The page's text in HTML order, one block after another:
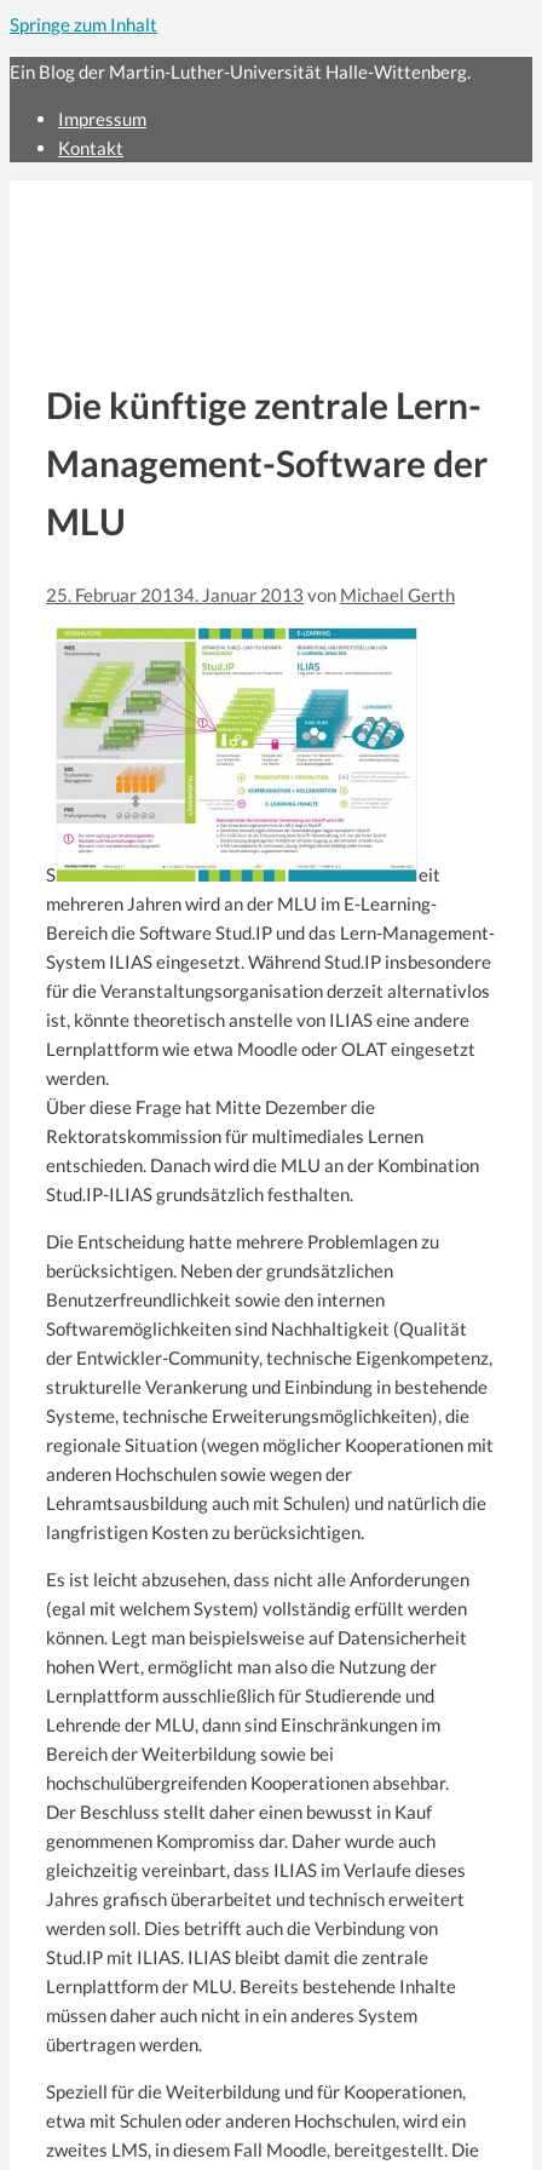
Springe zum Inhalt
Ein Blog der Martin-Luther-Universität Halle-Wittenberg.
Impressum
Kontakt
Die künftige zentrale Lern-
Management-Software der
MLU
25. Februar 20134. Januar 2013 von Michael Gerth
S
eit
mehreren Jahren wird an der MLU im E-Learning-
Bereich die Software Stud.IP und das Lern-Management-
System ILIAS eingesetzt. Während Stud.IP insbesondere
für die Veranstaltungsorganisation derzeit alternativlos
ist, könnte theoretisch anstelle von ILIAS eine andere
Lernplattform wie etwa Moodle oder OLAT eingesetzt
werden.
Über diese Frage hat Mitte Dezember die
Rektoratskommission für multimediales Lernen
entschieden. Danach wird die MLU an der Kombination
Stud.IP-ILIAS grundsätzlich festhalten.
Die Entscheidung hatte mehrere Problemlagen zu
berücksichtigen. Neben der grundsätzlichen
Benutzerfreundlichkeit sowie den internen
Softwaremöglichkeiten sind Nachhaltigkeit (Qualität
der Entwickler-Community, technische Eigenkompetenz,
strukturelle Verankerung und Einbindung in bestehende
Systeme, technische Erweiterungsmöglichkeiten), die
regionale Situation (wegen möglicher Kooperationen mit
anderen Hochschulen sowie wegen der
Lehramtsausbildung auch mit Schulen) und natürlich die
langfristigen Kosten zu berücksichtigen.
Es ist leicht abzusehen, dass nicht alle Anforderungen
(egal mit welchem System) vollständig erfüllt werden
können. Legt man beispielsweise auf Datensicherheit
hohen Wert, ermöglicht man also die Nutzung der
Lernplattform ausschließlich für Studierende und
Lehrende der MLU, dann sind Einschränkungen im
Bereich der Weiterbildung sowie bei
hochschulübergreifenden Kooperationen absehbar.
Der Beschluss stellt daher einen bewusst in Kauf
genommenen Kompromiss dar. Daher wurde auch
gleichzeitig vereinbart, dass ILIAS im Verlaufe dieses
Jahres grafisch überarbeitet und technisch erweitert
werden soll. Dies betrifft auch die Verbindung von
Stud.IP mit ILIAS. ILIAS bleibt damit die zentrale
Lernplattform der MLU. Bereits bestehende Inhalte
müssen daher auch nicht in ein anderes System
übertragen werden.
Speziell für die Weiterbildung und für Kooperationen,
etwa mit Schulen oder anderen Hochschulen, wird ein
zweites LMS, in diesem Fall Moodle, bereitgestellt. Die